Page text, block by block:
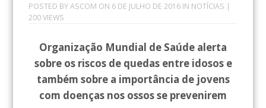
POSTED BYASCOM ON 6 DE JULHO DE 2016IN NOTÍCIAS |
200 VIEWS
Organização Mundial de Saúde alerta
sobre os riscos de quedas entre idosos e
também sobre a importância de jovens
com doenças nos ossos se prevenirem